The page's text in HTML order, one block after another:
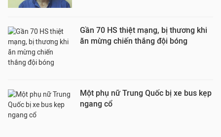
Gần 70 HS thiệt mạng, bị thương khi
ăn mừng chiến thắng đội bóng
Một phụ nữ Trung Quốc bị xe bus kẹp
ngang cổ